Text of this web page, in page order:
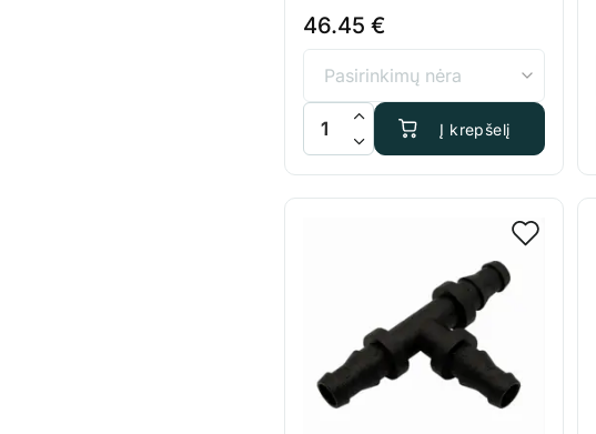
46.45€
produkto kiekis: AutoPot 25L rinkinys
Į krepšelį